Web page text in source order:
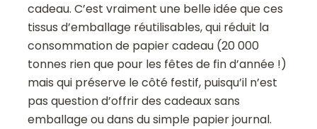
cadeau. C’est vraiment une belle idée que ces
tissus d’emballage réutilisables, qui réduit la
consommation de papier cadeau (20 000
tonnes rien que pour les fêtes de fin d’année !)
mais qui préserve le côté festif, puisqu’il n’est
pas question d’offrir des cadeaux sans
emballage ou dans du simple papier journal.